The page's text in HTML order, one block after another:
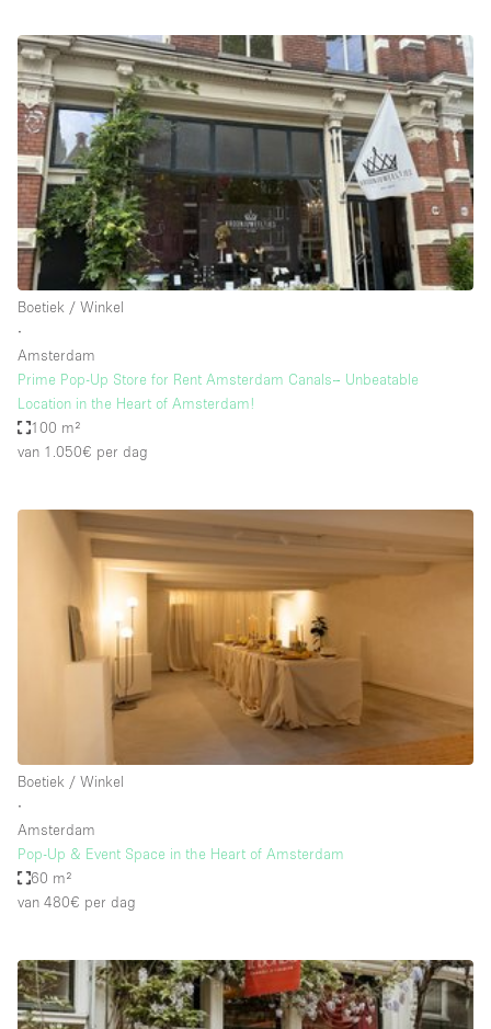
Airconditioning
Animals Friendly
Audio- en videoapparatuur
Auto display
Badkamer
Bar
Begane grond
Beveiligingssysteem
Daglicht
Dakterras
Drankvergunning
Etalage
Grote entree
Haussmann-stijl
Industrieel
Kantoorbenodigdheden
Kledingrek
Leefruimte
Meerdere kamers
Paskamers
Privé-parkeerplaats
Boetiek / Winkel
∙
Amsterdam
Prime Pop-Up Store for Rent Amsterdam Canals– Unbeatable
Location in the Heart of Amsterdam!
100 m²
van 1.050€ per dag
Boetiek / Winkel
∙
Amsterdam
Pop-Up & Event Space in the Heart of Amsterdam
60 m²
van 480€ per dag